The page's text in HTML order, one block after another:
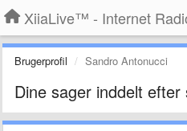
XiiaLive™ - Internet
Brugerprofil Sandro Antonucci
Dine sager inddelt efter